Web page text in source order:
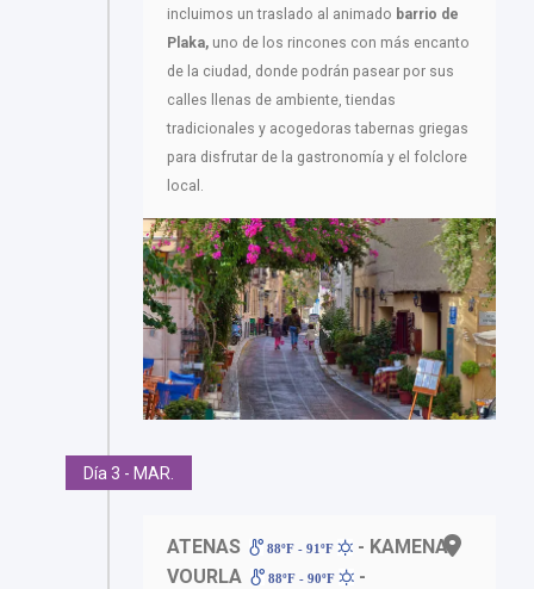
incluimos un traslado al animado barrio de
Plaka, uno de los rincones con más encanto
de la ciudad, donde podrán pasear por sus
calles llenas de ambiente, tiendas
tradicionales y acogedoras tabernas griegas
para disfrutar de la gastronomía y el folclore
local.
Día 3 - MAR.
ATENAS 88ºF - 91ºF
- KAMENA
VOURLA
88ºF - 90ºF
-